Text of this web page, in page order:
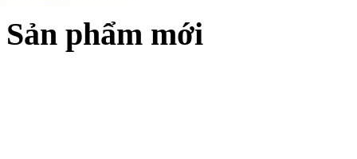
Sản phẩm mới